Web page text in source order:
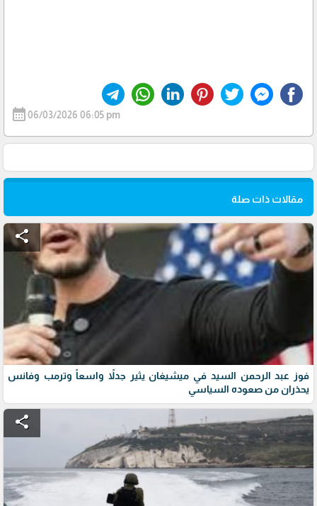
calendar_month06/03/2026 06:05 pm
مقالات ذات صلة
share
فوز عبد الرحمن السيد في ميشيغان يثير جدلاً واسعاً وترمب وفانس
يحذران من صعوده السياسي
share